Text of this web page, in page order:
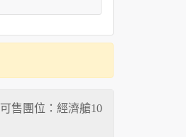
可售團位：經濟艙10